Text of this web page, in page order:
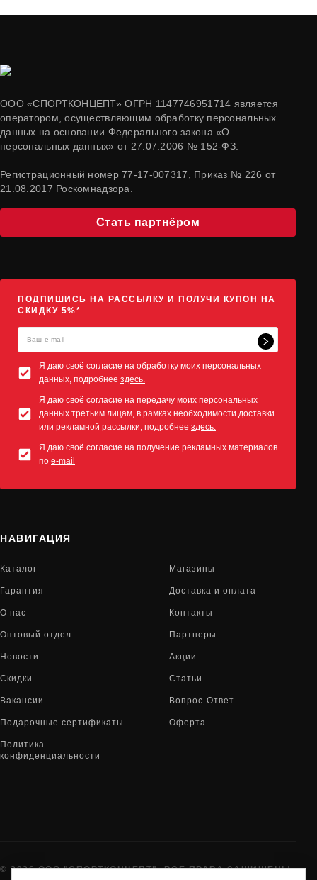
ООО «СПОРТКОНЦЕПТ» ОГРН 1147746951714 является
оператором, осуществляющим обработку персональных
данных на основании Федерального закона «О
персональных данных» от 27.07.2006 № 152-ФЗ.
Регистрационный номер 77-17-007317, Приказ № 226 от
21.08.2017 Роскомнадзора.
Стать партнёром
ПОДПИШИСЬ НА РАССЫЛКУ И ПОЛУЧИ КУПОН НА
СКИДКУ 5%*
Я даю своё согласие на обработку моих персональных
данных, подробнее здесь.
Я даю своё согласие на передачу моих персональных
данных третьим лицам, в рамках необходимости доставки
или рекламной рассылки, подробнее здесь.
Я даю своё согласие на получение рекламных материалов
по e-mail
НАВИГАЦИЯ
Каталог Магазины
Гарантия Доставка и оплата
О нас Контакты
Оптовый отдел Партнеры
Новости Акции
Скидки Статьи
Вакансии Вопрос-Ответ
Подарочные сертификаты Оферта
Политика
конфиденциальности
© 2026 ООО "СПОРТКОНЦЕПТ". ВСЕ ПРАВА ЗАЩИЩЕНЫ